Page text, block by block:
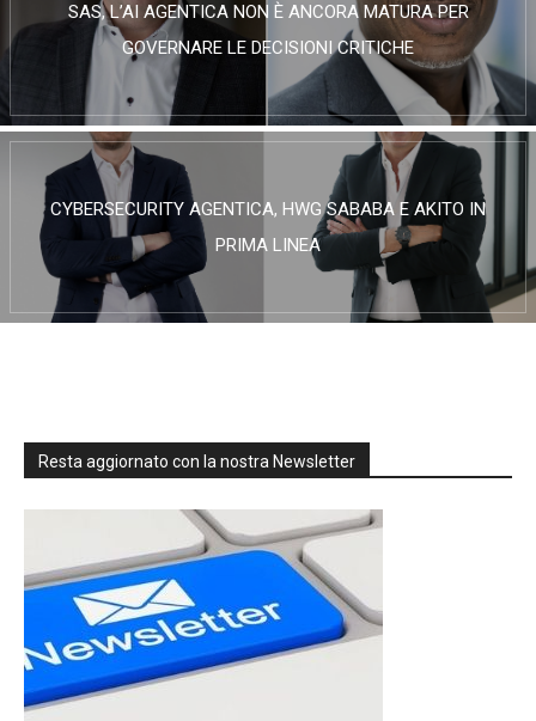
SAS, L’AI AGENTICA NON È ANCORA MATURA PER
GOVERNARE LE DECISIONI CRITICHE
CYBERSECURITY AGENTICA, HWG SABABA E AKITO IN
PRIMA LINEA
Resta aggiornato con la nostra Newsletter